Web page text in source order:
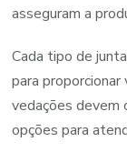
asseguram a
Cada tipo de
para
vedações devem
opções para